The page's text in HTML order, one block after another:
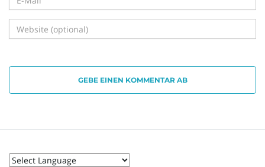
GEBE EINEN KOMMENTAR AB